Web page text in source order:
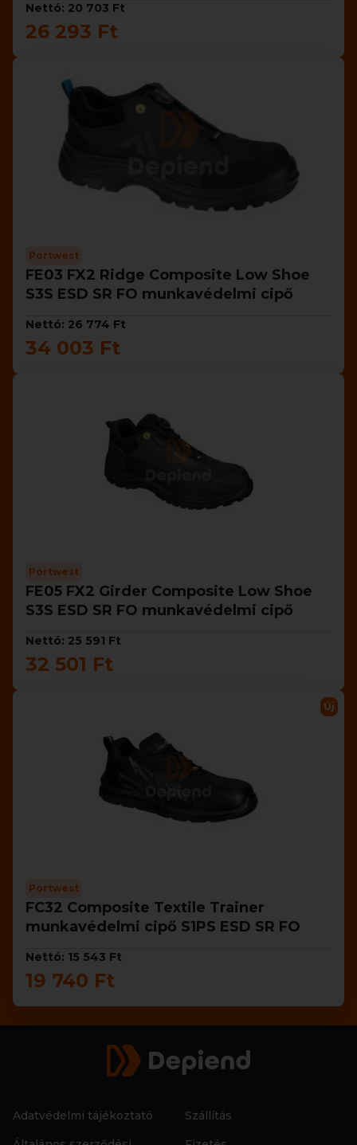
Nettó: 20 703 Ft
26 293 Ft
Portwest
FE03 FX2 Ridge Composite Low Shoe
S3S ESD SR FO munkavédelmi cipő
Nettó: 26 774 Ft
34 003 Ft
Portwest
FE05 FX2 Girder Composite Low Shoe
S3S ESD SR FO munkavédelmi cipő
Nettó: 25 591 Ft
32 501 Ft
Új
Portwest
FC32 Composite Textile Trainer
munkavédelmi cipő S1PS ESD SR FO
Nettó: 15 543 Ft
19 740 Ft
Adatvédelmi tájékoztató
Szállítás